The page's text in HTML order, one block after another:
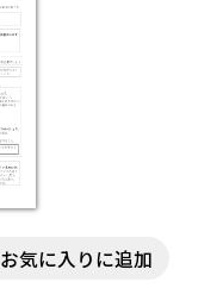
お気に入りに追加